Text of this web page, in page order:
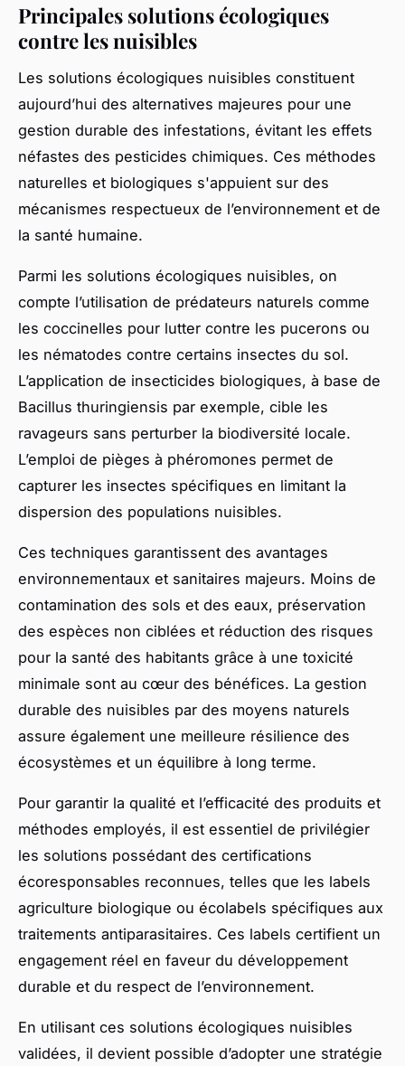
Principales solutions écologiques
contre les nuisibles
Les solutions écologiques nuisibles constituent
aujourd’hui des alternatives majeures pour une
gestion durable des infestations, évitant les effets
néfastes des pesticides chimiques. Ces méthodes
naturelles et biologiques s'appuient sur des
mécanismes respectueux de l’environnement et de
la santé humaine.
Parmi les solutions écologiques nuisibles, on
compte l’utilisation de prédateurs naturels comme
les coccinelles pour lutter contre les pucerons ou
les nématodes contre certains insectes du sol.
L’application de insecticides biologiques, à base de
Bacillus thuringiensis par exemple, cible les
ravageurs sans perturber la biodiversité locale.
L’emploi de pièges à phéromones permet de
capturer les insectes spécifiques en limitant la
dispersion des populations nuisibles.
Ces techniques garantissent des avantages
environnementaux et sanitaires majeurs. Moins de
contamination des sols et des eaux, préservation
des espèces non ciblées et réduction des risques
pour la santé des habitants grâce à une toxicité
minimale sont au cœur des bénéfices. La gestion
durable des nuisibles par des moyens naturels
assure également une meilleure résilience des
écosystèmes et un équilibre à long terme.
Pour garantir la qualité et l’efficacité des produits et
méthodes employés, il est essentiel de privilégier
les solutions possédant des certifications
écoresponsables reconnues, telles que les labels
agriculture biologique ou écolabels spécifiques aux
traitements antiparasitaires. Ces labels certifient un
engagement réel en faveur du développement
durable et du respect de l’environnement.
En utilisant ces solutions écologiques nuisibles
validées, il devient possible d’adopter une stratégie